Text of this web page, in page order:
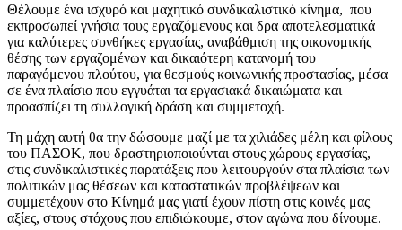
Θέλουμε ένα ισχυρό και μαχητικό συνδικαλιστικό κίνημα, που
εκπροσωπεί γνήσια τους εργαζόμενους και δρα αποτελεσματικά
για καλύτερες συνθήκες εργασίας, αναβάθμιση της οικονομικής
θέσης των εργαζομένων και δικαιότερη κατανομή του
παραγόμενου πλούτου, για θεσμούς κοινωνικής προστασίας, μέσα
σε ένα πλαίσιο που εγγυάται τα εργασιακά δικαιώματα και
προασπίζει τη συλλογική δράση και συμμετοχή.
Τη μάχη αυτή θα την δώσουμε μαζί με τα χιλιάδες μέλη και φίλους
του ΠΑΣΟΚ, που δραστηριοποιούνται στους χώρους εργασίας,
στις συνδικαλιστικές παρατάξεις που λειτουργούν στα πλαίσια των
πολιτικών μας θέσεων και καταστατικών προβλέψεων και
συμμετέχουν στο Κίνημά μας γιατί έχουν πίστη στις κοινές μας
αξίες, στους στόχους που επιδιώκουμε, στον αγώνα που δίνουμε.